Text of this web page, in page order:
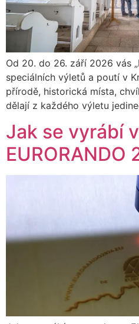
Od 20. do 26. září 2026 vás
speciálních výletů a poutí v
přírodě, historická místa,
dělají z každého výletu
Jak se vyrábí
EURORANDO